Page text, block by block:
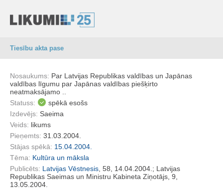
Tiesību akta pase
Nosaukums: Par Latvijas Republikas valdības un Japānas
valdības līgumu par Japānas valdības piešķirto
neatmaksājamo ..
Statuss:
spēkā esošs
Izdevējs: Saeima
Veids: likums
Pieņemts: 31.03.2004.
Stājas spēkā: 15.04.2004.
Tēma: Kultūra un māksla
Publicēts: Latvijas Vēstnesis , 58, 14.04.2004.; Latvijas
Republikas Saeimas un Ministru Kabineta Ziņotājs, 9,
13.05.2004.